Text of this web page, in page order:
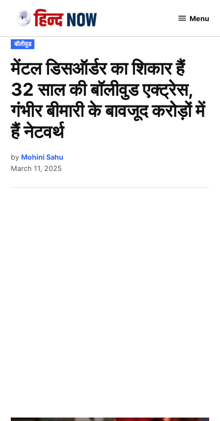
content
Menu
POSTED
IN
बॉलीवुड
मेंटल डिसऑर्डर का शिकार हैं
32 साल की बॉलीवुड एक्ट्रेस,
गंभीर बीमारी के बावजूद करोड़ों में
हैं नेटवर्थ
by Mohini Sahu
March 11, 2025